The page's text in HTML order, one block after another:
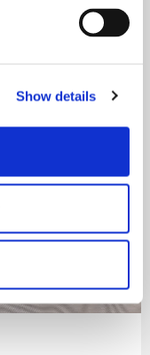
Show details